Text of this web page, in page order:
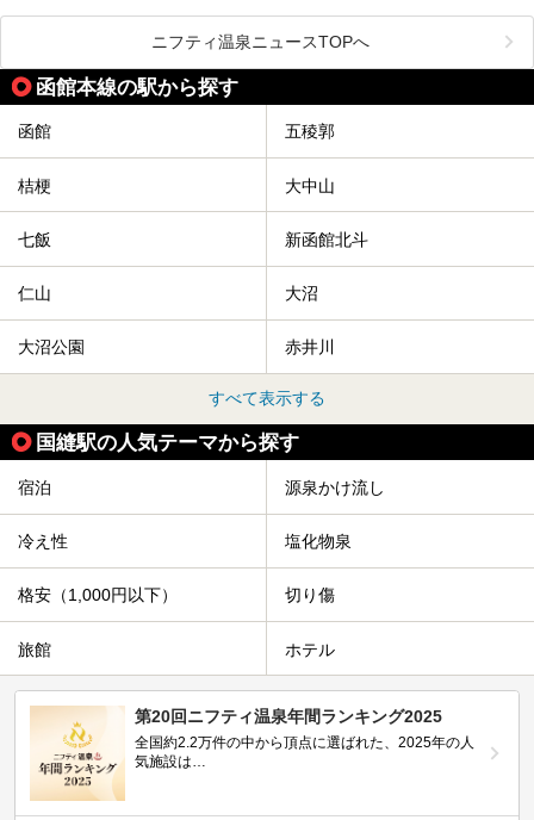
この施設は、温泉・サウナの「休日湯」・ラウンジの「THE
LOUNGE DAYOF」・グルメ「休日洋麺店」・ホテル「エク
スクラメーションホテル」で構成された、まさに大人の癒し
空間。
今回は、そんな「休日ビルヂング」の魅力を5つのポイント
ニフティ温泉ニュースTOPへ
函館本線の駅から探す
函館 五稜郭
桔梗 大中山
七飯 新函館北斗
仁山 大沼
大沼公園 赤井川
すべて表示する
国縫駅の人気テーマから探す
宿泊 源泉かけ流し
冷え性 塩化物泉
格安（1,000円以下） 切り傷
旅館 ホテル
第20回ニフティ温泉年間ランキング2025
全国約2.2万件の中から頂点に選ばれた、2025年の人
気施設は…